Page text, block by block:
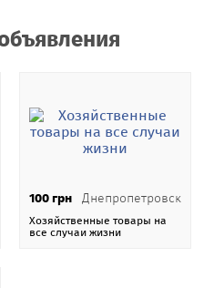
ТМ GreenUniklee
предложений они
банка Украины.
объявлений Addnew.biz
Бесфосфатные
пользователь
100 грн Днепропетровск
Хозяйственные товары на
все случаи жизни